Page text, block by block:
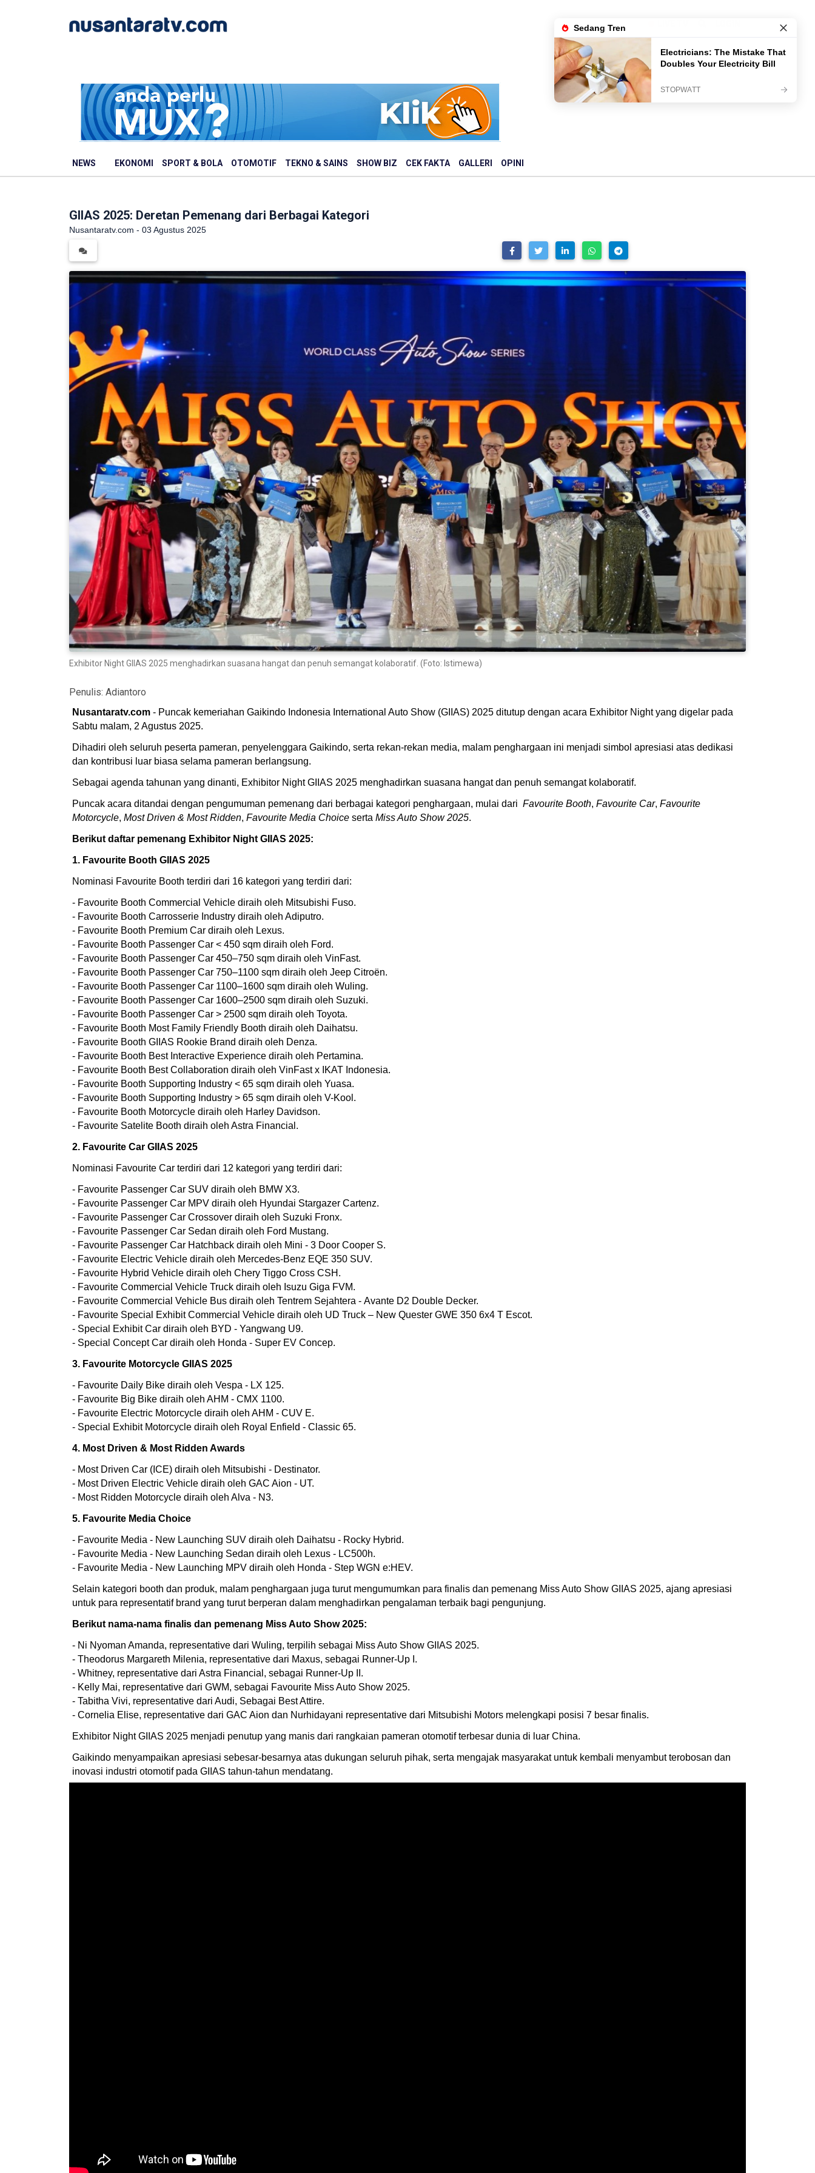
NEWS EKONOMI SPORT & BOLA OTOMOTIF TEKNO & SAINS SHOW BIZ CEK FAKTA GALLERI OPINI
GIIAS 2025: Deretan Pemenang dari Berbagai Kategori
Nusantaratv.com - 03 Agustus 2025
Exhibitor Night GIIAS 2025 menghadirkan suasana hangat dan penuh semangat kolaboratif. (Foto: Istimewa)
Penulis: Adiantoro
Nusantaratv.com - Puncak kemeriahan Gaikindo Indonesia International Auto Show (GIIAS) 2025 ditutup dengan acara Exhibitor Night yang digelar pada
Sabtu malam, 2 Agustus 2025.
Dihadiri oleh seluruh peserta pameran, penyelenggara Gaikindo, serta rekan-rekan media, malam penghargaan ini menjadi simbol apresiasi atas dedikasi
dan kontribusi luar biasa selama pameran berlangsung.
Sebagai agenda tahunan yang dinanti, Exhibitor Night GIIAS 2025 menghadirkan suasana hangat dan penuh semangat kolaboratif.
Puncak acara ditandai dengan pengumuman pemenang dari berbagai kategori penghargaan, mulai dari Favourite Booth, Favourite Car, Favourite
Motorcycle, Most Driven & Most Ridden, Favourite Media Choice serta Miss Auto Show 2025.
Berikut daftar pemenang Exhibitor Night GIIAS 2025:
1. Favourite Booth GIIAS 2025
Nominasi Favourite Booth terdiri dari 16 kategori yang terdiri dari:
- Favourite Booth Commercial Vehicle diraih oleh Mitsubishi Fuso.
- Favourite Booth Carrosserie Industry diraih oleh Adiputro.
- Favourite Booth Premium Car diraih oleh Lexus.
- Favourite Booth Passenger Car < 450 sqm diraih oleh Ford.
- Favourite Booth Passenger Car 450–750 sqm diraih oleh VinFast.
- Favourite Booth Passenger Car 750–1100 sqm diraih oleh Jeep Citroën.
- Favourite Booth Passenger Car 1100–1600 sqm diraih oleh Wuling.
- Favourite Booth Passenger Car 1600–2500 sqm diraih oleh Suzuki.
- Favourite Booth Passenger Car > 2500 sqm diraih oleh Toyota.
- Favourite Booth Most Family Friendly Booth diraih oleh Daihatsu.
- Favourite Booth GIIAS Rookie Brand diraih oleh Denza.
- Favourite Booth Best Interactive Experience diraih oleh Pertamina.
- Favourite Booth Best Collaboration diraih oleh VinFast x IKAT Indonesia.
- Favourite Booth Supporting Industry < 65 sqm diraih oleh Yuasa.
- Favourite Booth Supporting Industry > 65 sqm diraih oleh V-Kool.
- Favourite Booth Motorcycle diraih oleh Harley Davidson.
- Favourite Satelite Booth diraih oleh Astra Financial.
2. Favourite Car GIIAS 2025
Nominasi Favourite Car terdiri dari 12 kategori yang terdiri dari:
- Favourite Passenger Car SUV diraih oleh BMW X3.
- Favourite Passenger Car MPV diraih oleh Hyundai Stargazer Cartenz.
- Favourite Passenger Car Crossover diraih oleh Suzuki Fronx.
- Favourite Passenger Car Sedan diraih oleh Ford Mustang.
- Favourite Passenger Car Hatchback diraih oleh Mini - 3 Door Cooper S.
- Favourite Electric Vehicle diraih oleh Mercedes-Benz EQE 350 SUV.
- Favourite Hybrid Vehicle diraih oleh Chery Tiggo Cross CSH.
- Favourite Commercial Vehicle Truck diraih oleh Isuzu Giga FVM.
- Favourite Commercial Vehicle Bus diraih oleh Tentrem Sejahtera - Avante D2 Double Decker.
- Favourite Special Exhibit Commercial Vehicle diraih oleh UD Truck – New Quester GWE 350 6x4 T Escot.
- Special Exhibit Car diraih oleh BYD - Yangwang U9.
- Special Concept Car diraih oleh Honda - Super EV Concep.
3. Favourite Motorcycle GIIAS 2025
- Favourite Daily Bike diraih oleh Vespa - LX 125.
- Favourite Big Bike diraih oleh AHM - CMX 1100.
- Favourite Electric Motorcycle diraih oleh AHM - CUV E.
- Special Exhibit Motorcycle diraih oleh Royal Enfield - Classic 65.
4. Most Driven & Most Ridden Awards
- Most Driven Car (ICE) diraih oleh Mitsubishi - Destinator.
- Most Driven Electric Vehicle diraih oleh GAC Aion - UT.
- Most Ridden Motorcycle diraih oleh Alva - N3.
5. Favourite Media Choice
- Favourite Media - New Launching SUV diraih oleh Daihatsu - Rocky Hybrid.
- Favourite Media - New Launching Sedan diraih oleh Lexus - LC500h.
- Favourite Media - New Launching MPV diraih oleh Honda - Step WGN e:HEV.
Selain kategori booth dan produk, malam penghargaan juga turut mengumumkan para finalis dan pemenang Miss Auto Show GIIAS 2025, ajang apresiasi
untuk para representatif brand yang turut berperan dalam menghadirkan pengalaman terbaik bagi pengunjung.
Berikut nama-nama finalis dan pemenang Miss Auto Show 2025:
- Ni Nyoman Amanda, representative dari Wuling, terpilih sebagai Miss Auto Show GIIAS 2025.
- Theodorus Margareth Milenia, representative dari Maxus, sebagai Runner-Up I.
- Whitney, representative dari Astra Financial, sebagai Runner-Up II.
- Kelly Mai, representative dari GWM, sebagai Favourite Miss Auto Show 2025.
- Tabitha Vivi, representative dari Audi, Sebagai Best Attire.
- Cornelia Elise, representative dari GAC Aion dan Nurhidayani representative dari Mitsubishi Motors melengkapi posisi 7 besar finalis.
Exhibitor Night GIIAS 2025 menjadi penutup yang manis dari rangkaian pameran otomotif terbesar dunia di luar China.
Gaikindo menyampaikan apresiasi sebesar-besarnya atas dukungan seluruh pihak, serta mengajak masyarakat untuk kembali menyambut terobosan dan
inovasi industri otomotif pada GIIAS tahun-tahun mendatang.